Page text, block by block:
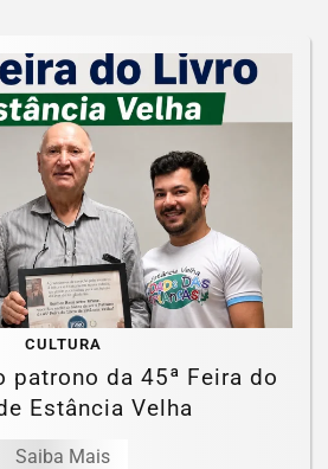
CULTURA
patrono da 45ª Feira do
Estância Velha
Saiba Mais